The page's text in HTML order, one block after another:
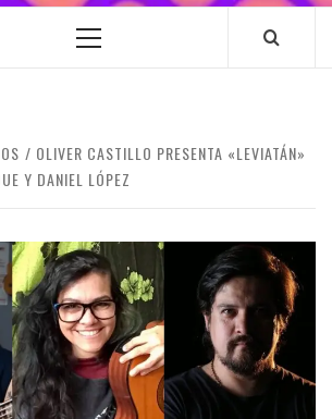
Menú
OLIVER CASTILLO PRESENTA «LEVIATÁN»
Y DANIEL LÓPEZ